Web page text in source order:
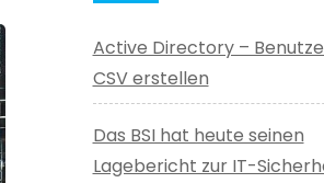
Active Directory –
CSV erstellen
Das BSI hat heute seinen
Lagebericht zur IT-